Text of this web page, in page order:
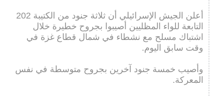
أعلن الجيش الإسرائيلي أن ثلاثة جنود من الكتيبة 202
التابعة للواء المظليين أصيبوا بجروح خطيرة خلال
اشتباك مسلح مع نشطاء في شمال قطاع غزة في
وقت سابق اليوم.
وأصيب خمسة جنود آخرين بجروح متوسطة في نفس
المعركة.